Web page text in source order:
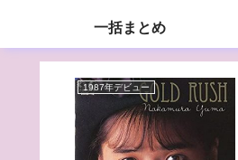
一括まとめ
1987年デビュー